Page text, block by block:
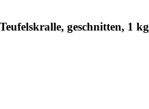
geschnitten, 1 kg